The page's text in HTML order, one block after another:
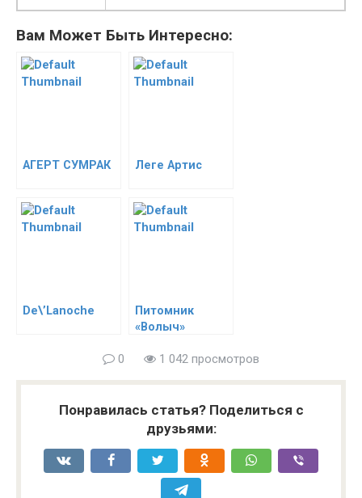
Вам Может Быть Интересно:
АГЕРТ СУМРАК Леге Артис
De\’Lanoche
Питомник
«Волыч»
0 1 042 просмотров
Понравилась статья? Поделиться с
друзьями: